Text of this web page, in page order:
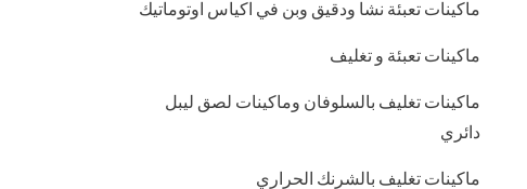
ماكينات تعبئة نشا ودقيق وبن في اكياس اوتوماتيك
ماكينات تعبئة و تغليف
ماكينات تغليف بالسلوفان وماكينات لصق ليبل
دائري
ماكينات تغليف بالشرنك الحراري